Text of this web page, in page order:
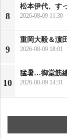
8
松本伊代、す
2026-08-09 11:30
9
重岡大毅＆濵
2026-08-09 18:01
10
猛暑…御堂筋
2026-08-09 14:31